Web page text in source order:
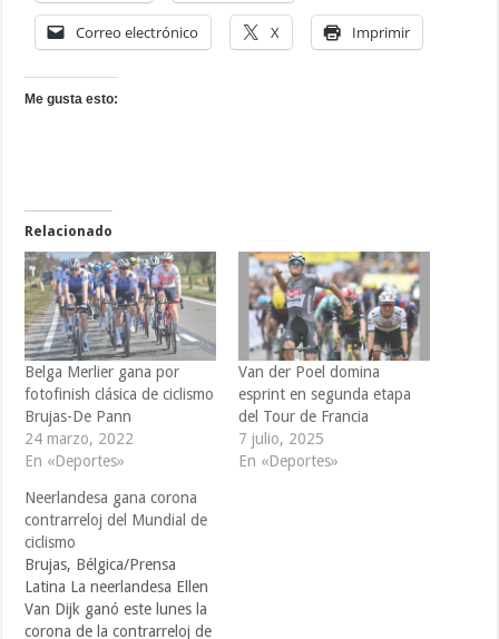
Correo electrónico X Imprimir
Me gusta esto:
Relacionado
Belga Merlier gana por
fotofinish clásica de ciclismo
Brujas-De Pann
24 marzo, 2022
En «Deportes»
Van der Poel domina
esprint en segunda etapa
del Tour de Francia
7 julio, 2025
En «Deportes»
Neerlandesa gana corona
contrarreloj del Mundial de
ciclismo
Brujas, Bélgica/Prensa
Latina La neerlandesa Ellen
Van Dijk ganó este lunes la
corona de la contrarreloj de